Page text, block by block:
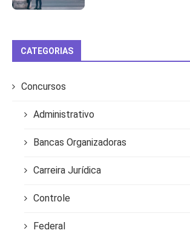
CATEGORIAS
Concursos
Administrativo
Bancas Organizadoras
Carreira Jurídica
Controle
Federal